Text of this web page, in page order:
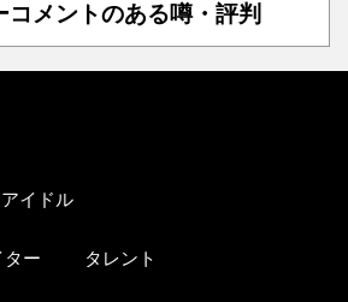
コメントのある噂・評判
アイドル
ター タレント